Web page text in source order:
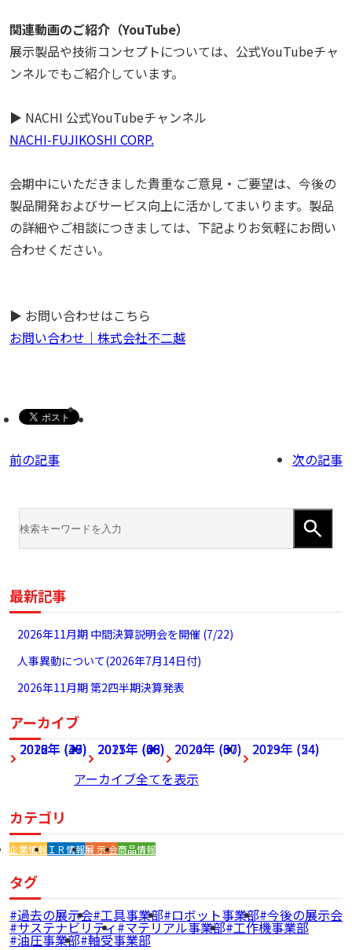
関連動画のご紹介（YouTube）
展示製品や技術コンセプトについては、公式YouTubeチャ
ンネルでもご紹介しています。
▶ NACHI 公式YouTubeチャンネル
NACHI-FUJIKOSHI CORP.
会期中にいただきました貴重なご意見・ご要望は、今後の
製品開発およびサービス向上に活かしてまいります。製品
の詳細やご相談につきましては、下記よりお気軽にお問い
合わせください。
▶ お問い合わせはこちら
お問い合わせ｜株式会社不二越
前の記事 次の記事
最新記事
2026年11月期 中間決算説明会を開催 (7/22)
人事異動について(2026年7月14日付)
2026年11月期 第2四半期決算発表
アーカイブ
2026年 (27) 2025年 (68) 2024年 (60) 2023年 (54)
2022年 (49) 2021年 (46) 2020年 (37) 2019年 (24)
2018年 (36)
2017年 (28)
アーカイブ全てを表示
カテゴリ
企業情報ＩＲ情報展 示 会商品情報
タグ
過去の展示会 工具事業部 ロボット事業部 今後の展示会
サステナビリティ マテリアル事業部 工作機事業部
油圧事業部 軸受事業部